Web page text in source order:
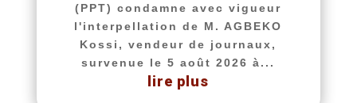
(PPT) condamne avec vigueur
l'interpellation de M. AGBEKO
Kossi, vendeur de journaux,
survenue le 5 août 2026 à...
lire plus